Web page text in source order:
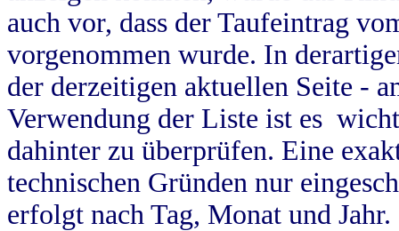
auch vor, dass der Taufeintrag
vorgenommen wurde. In
der derzeitigen aktuellen Seite -
Verwendung der Liste ist es
dahinter zu überprüfen. Eine
technischen Gründen nur
erfolgt nach Tag, Monat und Jahr.